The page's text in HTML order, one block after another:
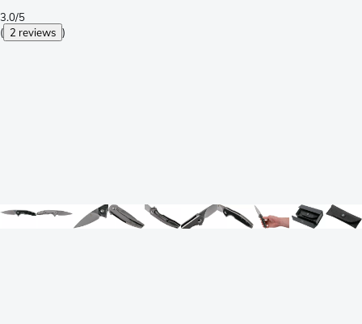
3.0/5
( 2 reviews )